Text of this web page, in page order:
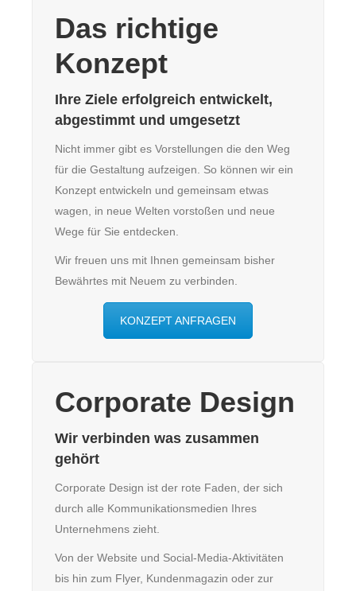
Das richtige
Konzept
Ihre Ziele erfolgreich entwickelt,
abgestimmt und umgesetzt
Nicht immer gibt es Vorstellungen die den Weg
für die Gestaltung aufzeigen. So können wir ein
Konzept entwickeln und gemeinsam etwas
wagen, in neue Welten vorstoßen und neue
Wege für Sie entdecken.
Wir freuen uns mit Ihnen gemeinsam bisher
Bewährtes mit Neuem zu verbinden.
KONZEPT ANFRAGEN
Corporate Design
Wir verbinden was zusammen
gehört
Corporate Design ist der rote Faden, der sich
durch alle Kommunikationsmedien Ihres
Unternehmens zieht.
Von der Website und Social-Media-Aktivitäten
bis hin zum Flyer, Kundenmagazin oder zur